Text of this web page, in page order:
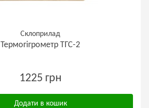
Склоприлад
Термогігрометр ТГС-2
1225 грн
Додати в кошик